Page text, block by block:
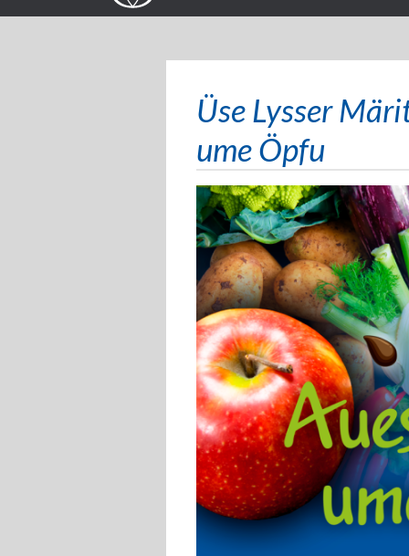
Üse Lysser
ume Öpfu